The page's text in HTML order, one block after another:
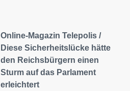
Online-Magazin Telepolis /
Diese Sicherheitslücke hätte
den Reichsbürgern einen
Sturm auf das Parlament
erleichtert